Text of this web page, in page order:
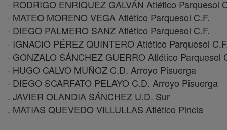
· RODRIGO ENRIQUEZ GALVÁN Atlético Parquesol
· MATEO MORENO VEGA Atlético Parquesol C.F.
· DIEGO PALMERO SANZ Atlético Parquesol C.F.
· IGNACIO PÉREZ QUINTERO Atlético Parquesol
· GONZALO SÁNCHEZ GUERRO Atlético Parquesol
· HUGO CALVO MUÑOZ C.D. Arroyo Pisuerga
· DIEGO SCARFATO PELAYO C.D. Arroyo Pisuerga
. JAVIER OLANDIA SÁNCHEZ U.D. Sur
. MATIAS QUEVEDO VILLULLAS Atlético Pincia